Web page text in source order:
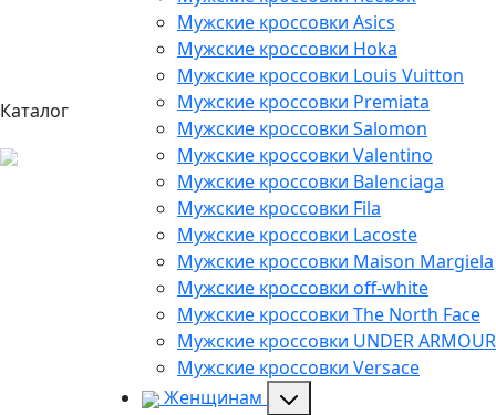
Каталог
Мужские кроссовки Asics
Мужские кроссовки Hoka
Мужские кроссовки Louis Vuitton
Мужские кроссовки Premiata
Мужские кроссовки Salomon
Мужские кроссовки Valentino
Мужские кроссовки Balenciaga
Мужские кроссовки Fila
Мужские кроссовки Lacoste
Мужские кроссовки Maison Margiela
Мужские кроссовки off-white
Мужские кроссовки The North Face
Мужские кроссовки UNDER ARMOUR
Мужские кроссовки Versace
Женщинам